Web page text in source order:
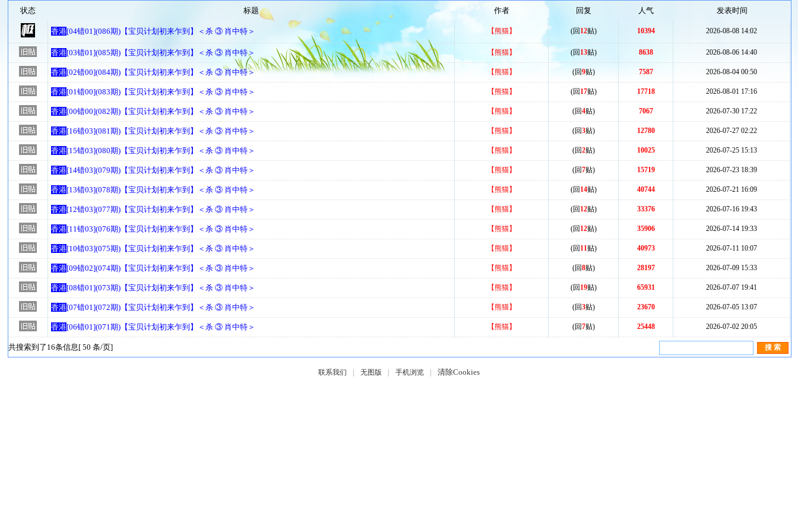
状态 标题 作者 回复 人气 发表时间
香港[04错01](086期)【宝贝计划初来乍到】＜杀 ③ 肖中特＞ 【熊猫】 (回 12贴) 10394 2026-08-08 14:02
香港[03错01](085期)【宝贝计划初来乍到】＜杀 ③ 肖中特＞ 【熊猫】 (回 13贴) 8638 2026-08-06 14:40
香港[02错00](084期)【宝贝计划初来乍到】＜杀 ③ 肖中特＞ 【熊猫】 (回9贴) 7587 2026-08-04 00:50
香港[01错00](083期)【宝贝计划初来乍到】＜杀 ③ 肖中特＞ 【熊猫】 (回 17贴) 17718 2026-08-01 17:16
香港[00错00](082期)【宝贝计划初来乍到】＜杀 ③ 肖中特＞ 【熊猫】 (回4贴) 7067 2026-07-30 17:22
香港[16错03](081期)【宝贝计划初来乍到】＜杀 ③ 肖中特＞ 【熊猫】 (回3贴) 12780 2026-07-27 02:22
香港[15错03](080期)【宝贝计划初来乍到】＜杀 ③ 肖中特＞ 【熊猫】 (回2贴) 10025 2026-07-25 15:13
香港[14错03](079期)【宝贝计划初来乍到】＜杀 ③ 肖中特＞ 【熊猫】 (回7贴) 15719 2026-07-23 18:39
香港[13错03](078期)【宝贝计划初来乍到】＜杀 ③ 肖中特＞ 【熊猫】 (回 14贴) 40744 2026-07-21 16:09
香港[12错03](077期)【宝贝计划初来乍到】＜杀 ③ 肖中特＞ 【熊猫】 (回 12贴) 33376 2026-07-16 19:43
香港[11错03](076期)【宝贝计划初来乍到】＜杀 ③ 肖中特＞ 【熊猫】 (回 12贴) 35906 2026-07-14 19:33
香港[10错03](075期)【宝贝计划初来乍到】＜杀 ③ 肖中特＞ 【熊猫】 (回 11贴) 40973 2026-07-11 10:07
香港[09错02](074期)【宝贝计划初来乍到】＜杀 ③ 肖中特＞ 【熊猫】 (回8贴) 28197 2026-07-09 15:33
香港[08错01](073期)【宝贝计划初来乍到】＜杀 ③ 肖中特＞ 【熊猫】 (回 19贴) 65931 2026-07-07 19:41
香港[07错01](072期)【宝贝计划初来乍到】＜杀 ③ 肖中特＞ 【熊猫】 (回3贴) 23670 2026-07-05 13:07
香港[06错01](071期)【宝贝计划初来乍到】＜杀 ③ 肖中特＞ 【熊猫】 (回7贴) 25448 2026-07-02 20:05
共搜索到了16条信息[ 50 条/页]
联系我们 | 无图版 | 手机浏览 | 清除Cookies